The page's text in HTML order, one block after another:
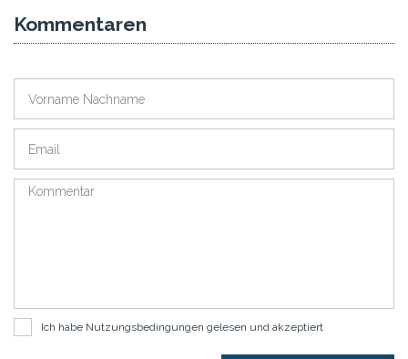
Kommentaren
Ich habe Nutzungsbedingungen gelesen und akzeptiert